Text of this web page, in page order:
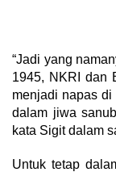
“Jadi yang
1945, NKRI dan
menjadi napas di
dalam jiwa
kata Sigit dalam
Untuk tetap